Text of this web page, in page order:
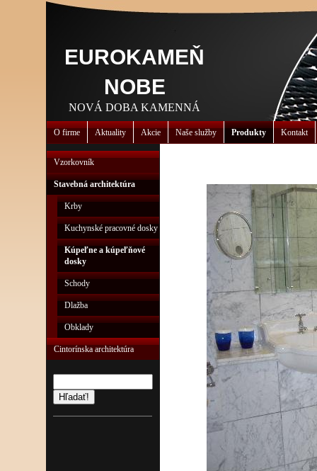
EUROKAMEŇ
NOBE
NOVÁ DOBA KAMENNÁ
O firme Aktuality Akcie Naše služby Produkty Kontakt
Vzorkovník
Stavebná architektúra
Krby
Kuchynské pracovné dosky
Kúpeľne a kúpeľňové
dosky
Schody
Dlažba
Obklady
Cintorínska architektúra
Hľadať!